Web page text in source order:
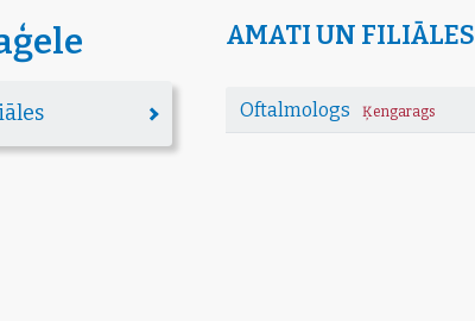
AMATI UN FILIĀLES
Oftalmologs Ķengarags